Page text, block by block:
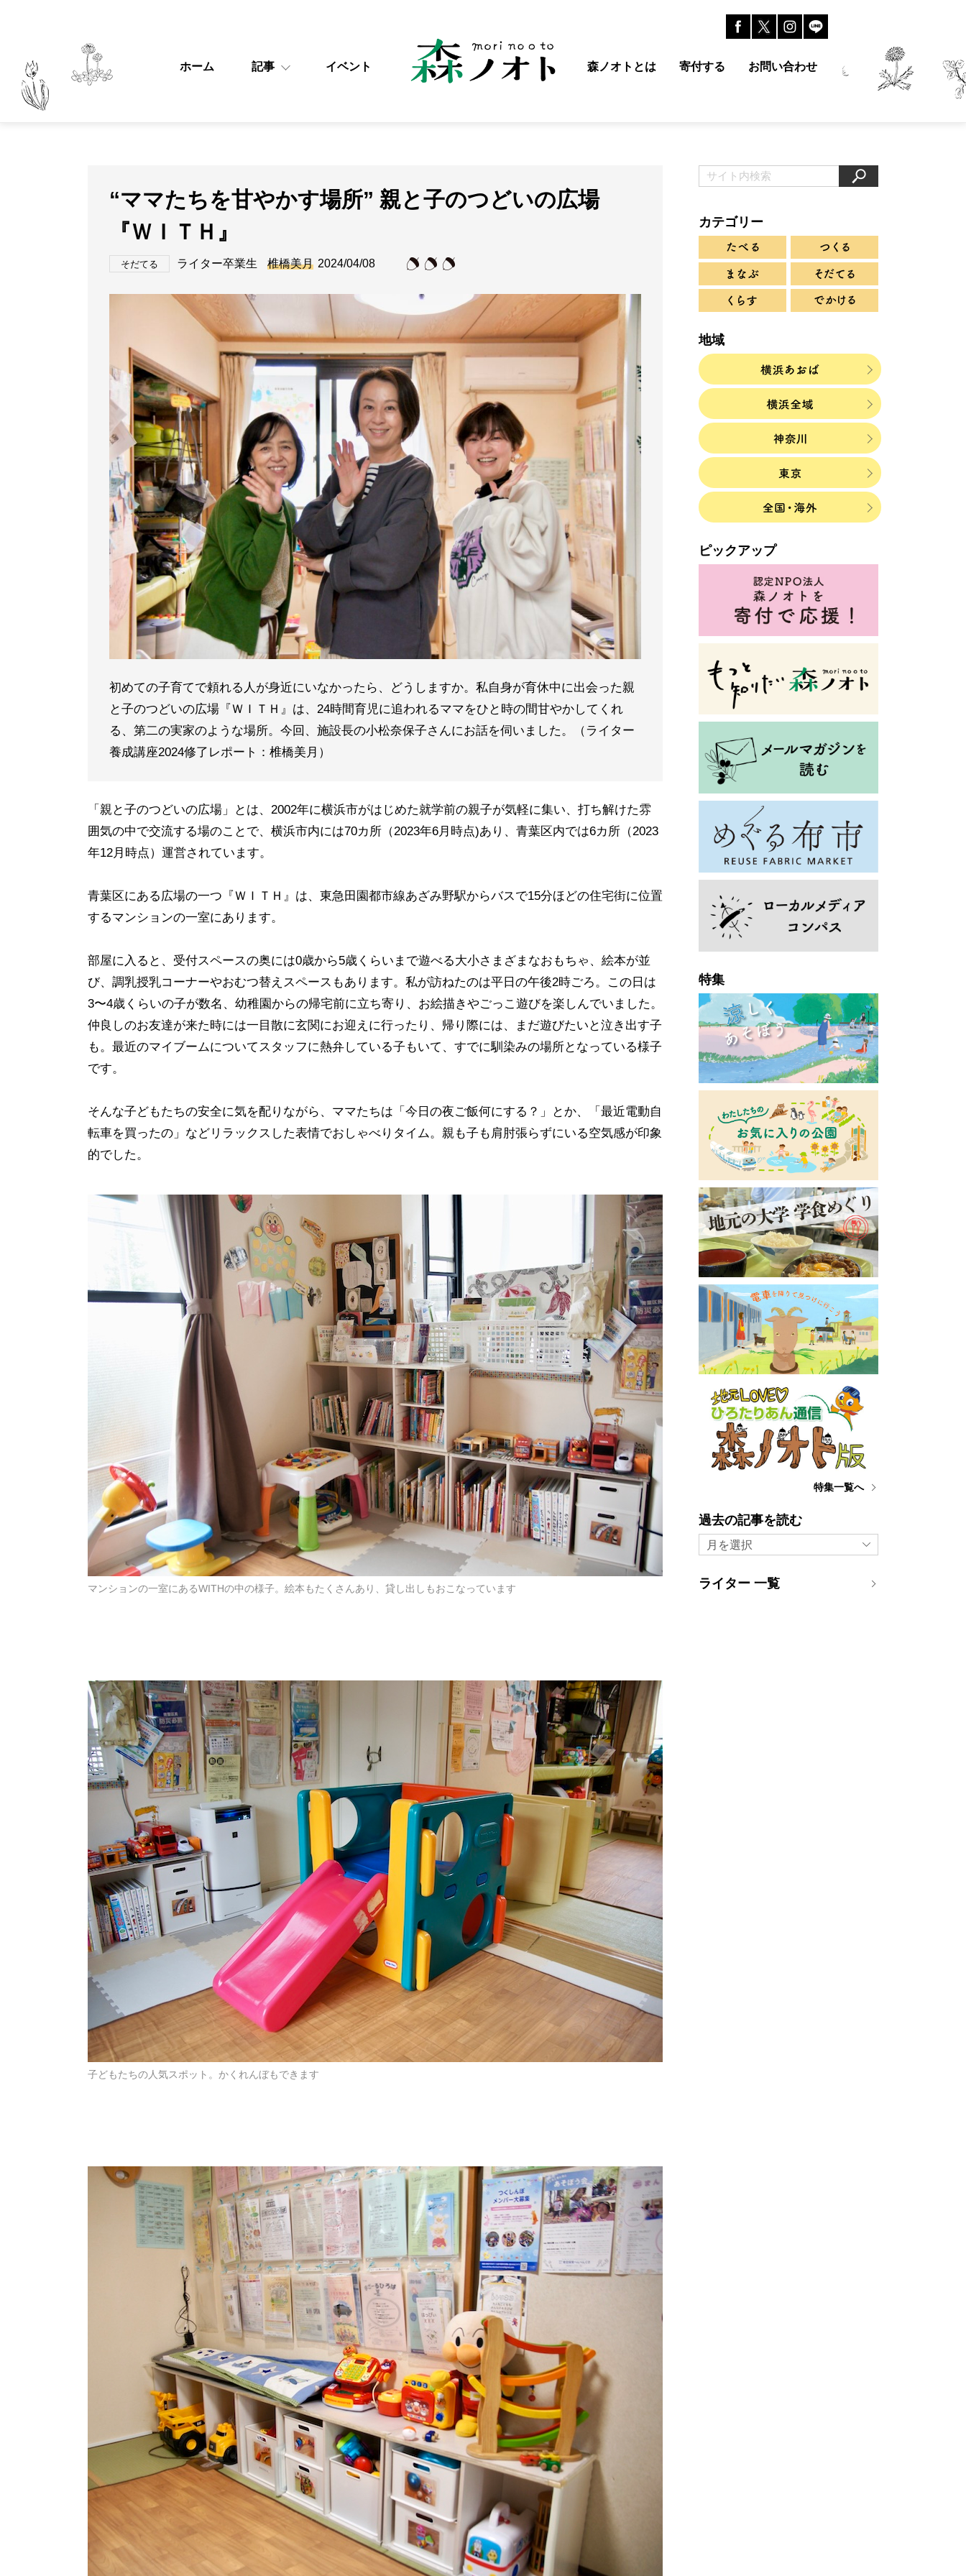
ホーム 記事 イベント 森ノオトとは 寄付する お問い合わせ
“ママたちを甘やかす場所” 親と子のつどいの広場
『ＷＩＴＨ』
そだてる ライター卒業生 椎橋美月 2024/04/08
初めての子育てで頼れる人が身近にいなかったら、どうしますか。私自身が育休中に出会った親
と子のつどいの広場『ＷＩＴＨ』は、24時間育児に追われるママをひと時の間甘やかしてくれ
る、第二の実家のような場所。今回、施設長の小松奈保子さんにお話を伺いました。（ライター
養成講座2024修了レポート：椎橋美月）
「親と子のつどいの広場」とは、2002年に横浜市がはじめた就学前の親子が気軽に集い、打ち解けた雰
囲気の中で交流する場のことで、横浜市内には70カ所（2023年6月時点)あり、青葉区内では6カ所（2023
年12月時点）運営されています。
青葉区にある広場の一つ『ＷＩＴＨ』は、東急田園都市線あざみ野駅からバスで15分ほどの住宅街に位置
するマンションの一室にあります。
部屋に入ると、受付スペースの奥には0歳から5歳くらいまで遊べる大小さまざまなおもちゃ、絵本が並
び、調乳授乳コーナーやおむつ替えスペースもあります。私が訪ねたのは平日の午後2時ごろ。この日は
3〜4歳くらいの子が数名、幼稚園からの帰宅前に立ち寄り、お絵描きやごっこ遊びを楽しんでいました。
仲良しのお友達が来た時には一目散に玄関にお迎えに行ったり、帰り際には、まだ遊びたいと泣き出す子
も。最近のマイブームについてスタッフに熱弁している子もいて、すでに馴染みの場所となっている様子
です。
そんな子どもたちの安全に気を配りながら、ママたちは「今日の夜ご飯何にする？」とか、「最近電動自
転車を買ったの」などリラックスした表情でおしゃべりタイム。親も子も肩肘張らずにいる空気感が印象
的でした。
マンションの一室にあるWITHの中の様子。絵本もたくさんあり、貸し出しもおこなっています
子どもたちの人気スポット。かくれんぼもできます
カテゴリー
地域
ピックアップ
特集
特集一覧へ
過去の記事を読む
月を選択
ライター 一覧